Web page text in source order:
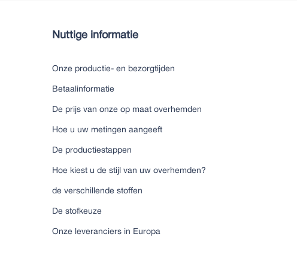
Nuttige informatie
Onze productie- en bezorgtijden
Betaalinformatie
De prijs van onze op maat overhemden
Hoe u uw metingen aangeeft
De productiestappen
Hoe kiest u de stijl van uw overhemden?
de verschillende stoffen
De stofkeuze
Onze leveranciers in Europa